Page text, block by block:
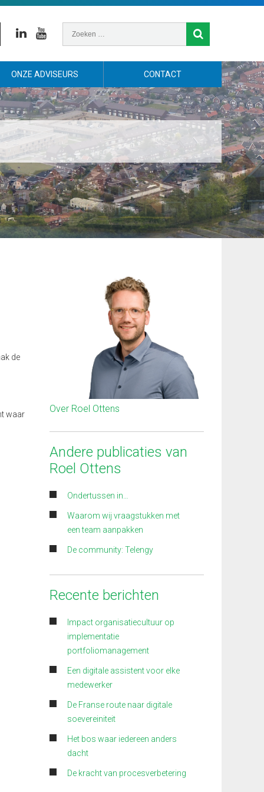
ONZE ADVISEURS CONTACT
de
waar
Over Roel Ottens
Andere publicaties van
Roel Ottens
Ondertussen in…
Waarom wij vraagstukken met
een team aanpakken
De community: Telengy
Recente berichten
Impact organisatiecultuur op
implementatie
portfoliomanagement
Een digitale assistent voor elke
medewerker
De Franse route naar digitale
soevereiniteit
Het bos waar iedereen anders
dacht
De kracht van procesverbetering